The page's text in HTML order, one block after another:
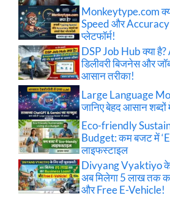
Monkeytype.com
Speed और Accuracy
प्लेटफॉर्म!
DSP Job Hub क्या
डिलीवरी बिजनेस और
आसान तरीका!
Large Language
जानिए बेहद आसान शब्दों
Eco-friendly
Budget: कम बजट में
लाइफस्टाइल
Divyang Vyaktiyo के
अब मिलेगा 5 लाख तक
और Free E-Vehicle!